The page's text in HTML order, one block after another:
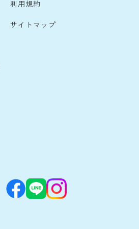
利用規約
サイトマップ